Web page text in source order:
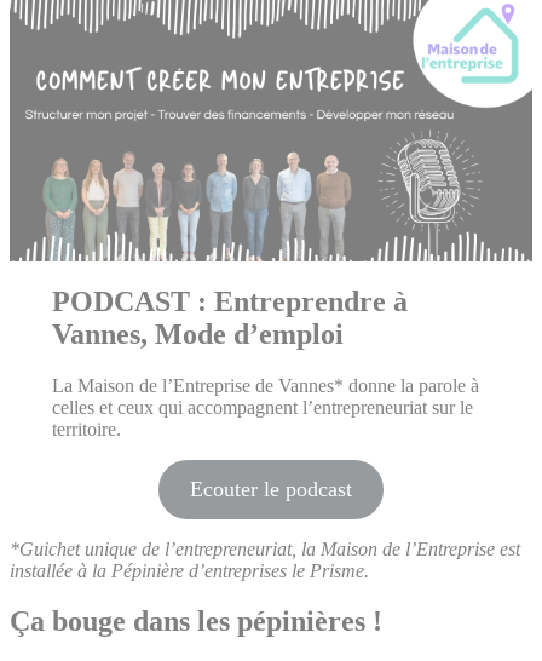
PODCAST : Entreprendre à
Vannes, Mode d’emploi
La Maison de l’Entreprise de Vannes* donne la parole à
celles et ceux qui accompagnent l’entrepreneuriat sur le
territoire.
Ecouter le podcast
*Guichet unique de l’entrepreneuriat, la Maison de l’Entreprise est
installée à la Pépinière d’entreprises le Prisme.
Ça bouge dans les pépinières !